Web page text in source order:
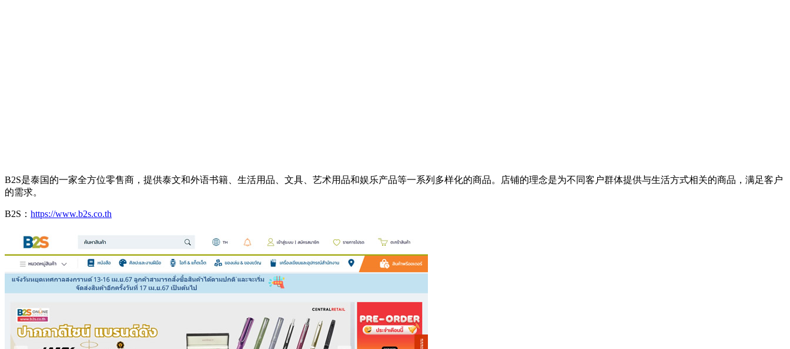
B2S是泰国的一家全方位零售商，提供泰文和外语书籍、生活用品、文具、艺术用品和娱乐产品等一系列多样化的商品。店铺的理念是为不同客户群体提供与生活方式相关的商品，满足客户
的需求。
B2S： https://www.b2s.co.th